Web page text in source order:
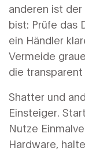
anderen ist
bist: Prüfe das
ein Händler
Vermeide
die transparent
Shatter und
Einsteiger.
Nutze
Hardware,